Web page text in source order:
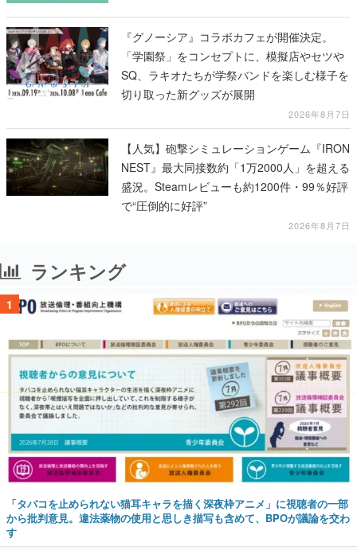
『グノーシア』コラボカフェが開催決定。
「学園祭」をコンセプトに、模擬店やセツや
SQ、ラキオたちが学祭バンドを楽しむ様子を
切り取った新グッズが展開
2026年8月7日
【人気】砲撃シミュレーションゲーム『IRON
NEST』最大同接数約「1万2000人」を超える
盛況。Steamレビューも約1200件・99％好評
で“圧倒的に好評”
2026年8月7日
ランキング
1
「タバコを止められない猫耳キャラを描く深夜枠アニメ」に視聴者の一部
から批判意見。違法薬物の使用と思しき描写も含めて、BPOが議論を交わ
す